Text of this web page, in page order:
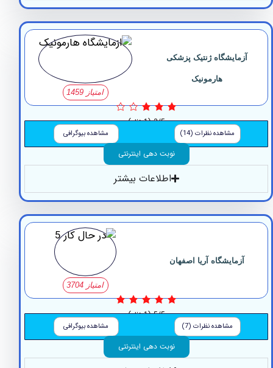
ژنتیک پزشکی
هارمونیک
3/5 (1 نظر)
مشاهده نظرات (14) مشاهده بیوگرافی
نوبت دهی اینترنتی
اطلاعات بیشتر
آریا اصفهان
5/5 (1 نظر)
مشاهده نظرات (7) مشاهده بیوگرافی
نوبت دهی اینترنتی